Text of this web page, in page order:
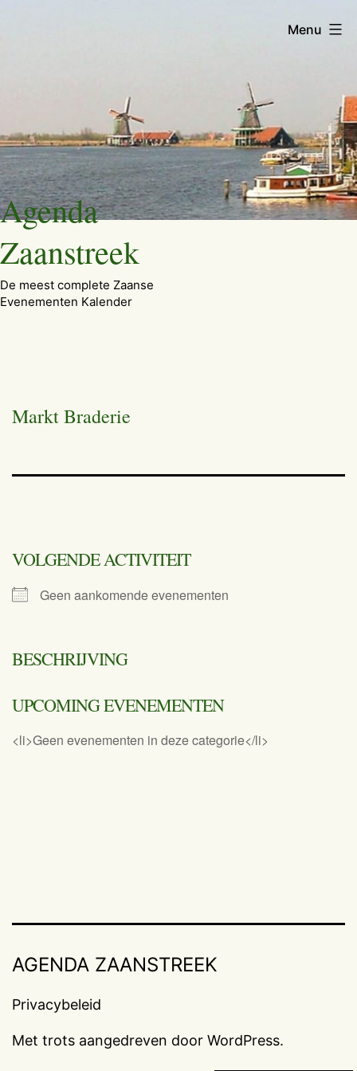
Ga
naar
de
inhoud
Agenda
Zaanstreek
De meest complete Zaanse
Evenementen Kalender
Menu
Markt Braderie
VOLGENDE ACTIVITEIT
Geen aankomende evenementen
BESCHRIJVING
UPCOMING EVENEMENTEN
<li>Geen evenementen in deze categorie</li>
AGENDA ZAANSTREEK
Privacybeleid
Met trots aangedreven door WordPress.